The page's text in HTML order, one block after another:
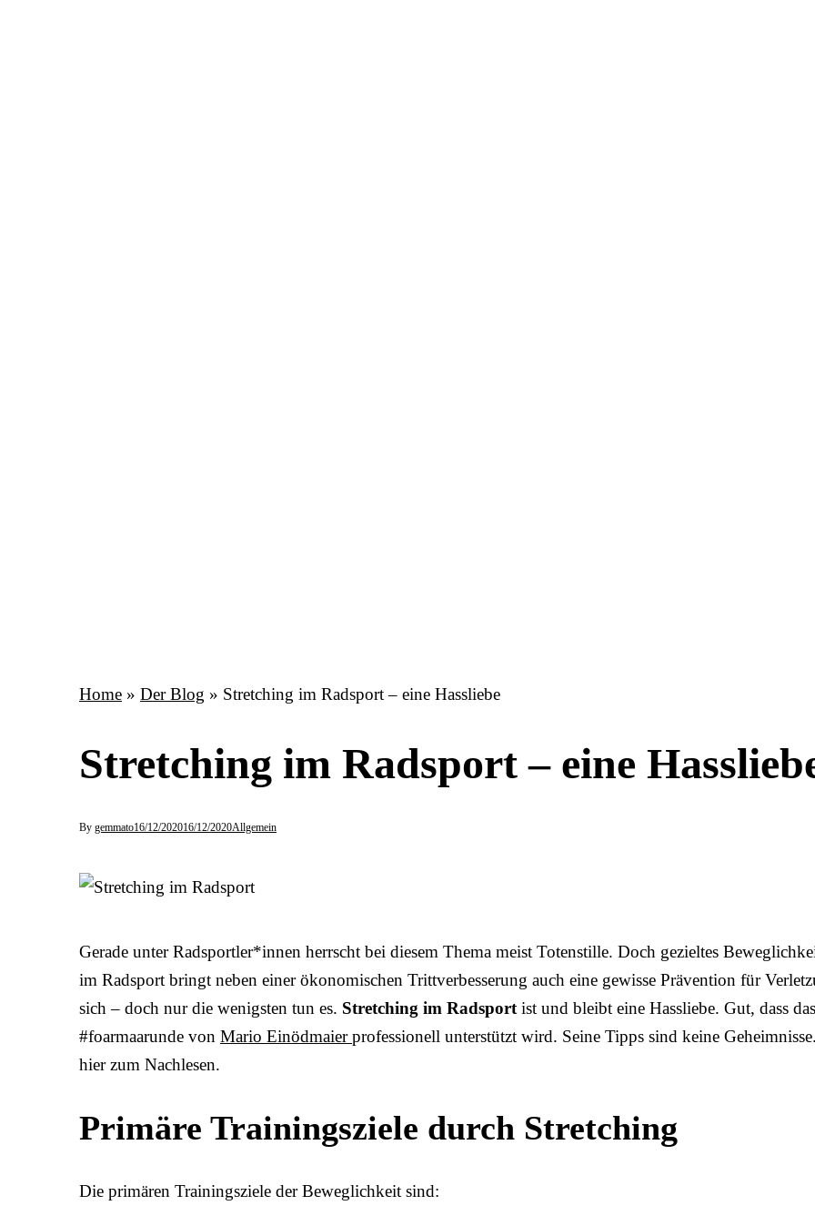
Home » Der Blog » Stretching im Radsport – eine Hassliebe
Stretching im Radsport – eine
By gemmato16/12/202016/12/2020Allgemein
Gerade unter Radsportler*innen herrscht bei diesem Thema meist Totenstille. Doch gezieltes
im Radsport bringt neben einer ökonomischen Trittverbesserung auch eine gewisse Prävention für
sich – doch nur die wenigsten tun es. Stretching im Radsportist und bleibt eine Hassliebe. Gut, dass
#foarmaarunde von Mario Einödmaierprofessionell unterstützt wird. Seine Tipps sind keine
hier zum Nachlesen.
Primäre Trainingsziele durch Stretching
Die primären Trainingsziele der Beweglichkeit sind: